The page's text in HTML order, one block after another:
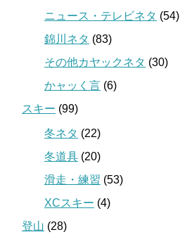
ニュース・テレビネタ (54)
錦川ネタ (83)
その他カヤックネタ (30)
かャッく言 (6)
スキー (99)
冬ネタ (22)
冬道具 (20)
滑走・練習 (53)
XCスキー (4)
登山 (28)